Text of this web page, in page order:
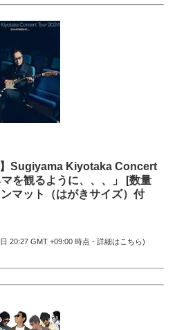
Sugiyama Kiyotaka Concert
を観るように、、、」 [数量
マット（はがきサイズ）付
20:27 GMT +09:00 時点 -詳細はこちら)